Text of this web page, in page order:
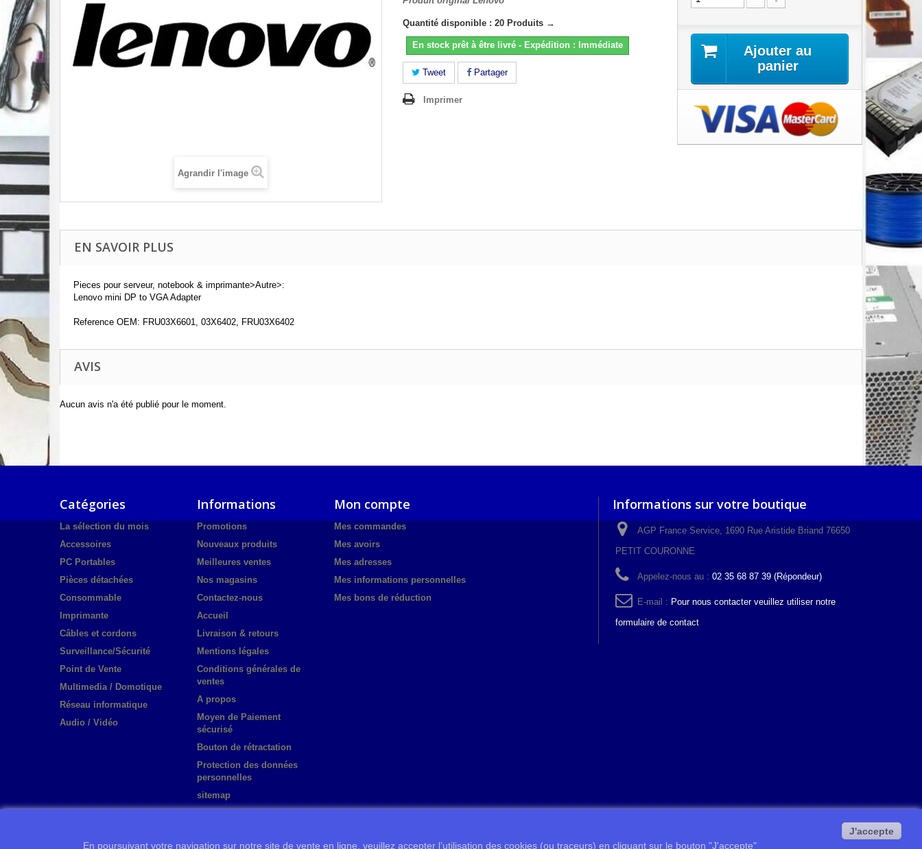
Agrandir l'image
Quantité disponible : 20 Produits →
En stock prêt à être livré - Expédition : Immédiate
Tweet Partager
Imprimer
Ajouter au
panier
EN SAVOIR PLUS
Pieces pour serveur, notebook & imprimante>Autre>:
Lenovo mini DP to VGA Adapter
Reference OEM: FRU03X6601, 03X6402, FRU03X6402
AVIS
Aucun avis n'a été publié pour le moment.
Catégories
La sélection du mois
Accessoires
PC Portables
Pièces détachées
Consommable
Imprimante
Câbles et cordons
Surveillance/Sécurité
Point de Vente
Multimedia / Domotique
Réseau informatique
Audio / Vidéo
Informations
Promotions
Nouveaux produits
Meilleures ventes
Nos magasins
Contactez-nous
Accueil
Livraison & retours
Mentions légales
Conditions générales de
ventes
A propos
Moyen de Paiement
sécurisé
Bouton de rétractation
Protection des données
personnelles
sitemap
Mon compte
Mes commandes
Mes avoirs
Mes adresses
Mes informations personnelles
Mes bons de réduction
Informations sur votre boutique
AGP France Service, 1690 Rue Aristide Briand 76650
PETIT COURONNE
Appelez-nous au : 02 35 68 87 39 (Répondeur)
E-mail : Pour nous contacter veuillez utiliser notre
formulaire de contact
En poursuivant votre navigation sur notre site de vente en ligne, veuillez accepter l’utilisation des cookies (ou traceurs) en cliquant sur le bouton "J'accepte"
J'accepte